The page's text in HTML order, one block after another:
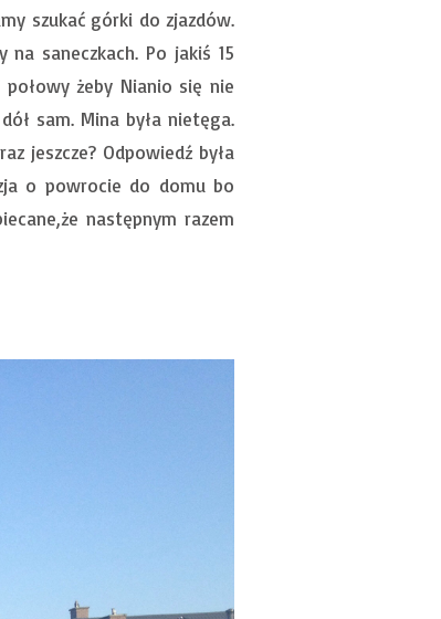
szukać górki do zjazdów.
saneczkach. Po jakiś 15
żeby Nianio się nie
sam. Mina była nietęga.
jeszcze? Odpowiedź była
o powrocie do domu bo
następnym razem